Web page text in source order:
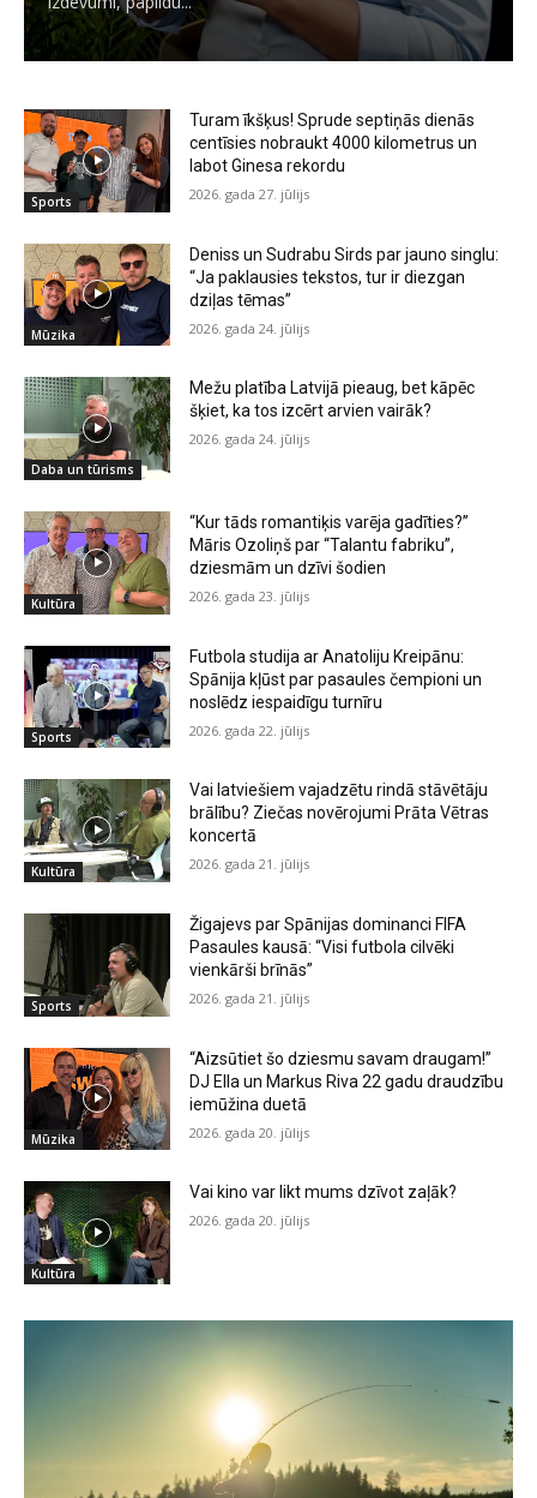
Sports
Turam īkšķus! Sprude septiņās dienās
centīsies nobraukt 4000 kilometrus un
labot Ginesa rekordu
2026. gada 27. jūlijs
Mūzika
Deniss un Sudrabu Sirds par jauno singlu:
“Ja paklausies tekstos, tur ir diezgan
dziļas tēmas”
2026. gada 24. jūlijs
Daba un tūrisms
Mežu platība Latvijā pieaug, bet kāpēc
šķiet, ka tos izcērt arvien vairāk?
2026. gada 24. jūlijs
Kultūra
“Kur tāds romantiķis varēja gadīties?”
Māris Ozoliņš par “Talantu fabriku”,
dziesmām un dzīvi šodien
2026. gada 23. jūlijs
Sports
Futbola studija ar Anatoliju Kreipānu:
Spānija kļūst par pasaules čempioni un
noslēdz iespaidīgu turnīru
2026. gada 22. jūlijs
Kultūra
Vai latviešiem vajadzētu rindā stāvētāju
brālību? Ziečas novērojumi Prāta Vētras
koncertā
2026. gada 21. jūlijs
Sports
Žigajevs par Spānijas dominanci FIFA
Pasaules kausā: “Visi futbola cilvēki
vienkārši brīnās”
2026. gada 21. jūlijs
Mūzika
“Aizsūtiet šo dziesmu savam draugam!”
DJ Ella un Markus Riva 22 gadu draudzību
iemūžina duetā
2026. gada 20. jūlijs
Kultūra
Vai kino var likt mums dzīvot zaļāk?
2026. gada 20. jūlijs